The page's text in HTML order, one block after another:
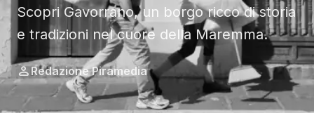
Scopri Gavorrano, un borgo ricco di storia
e tradizioni nel cuore della Maremma.
Redazione Piramedia